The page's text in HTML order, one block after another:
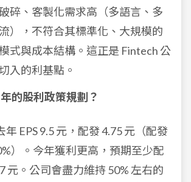
碎、客製化需求高（多語言、多
），不符合其標準化、大規模的
式與成本結構。這正是 Fintech 公
入的利基點。
的股利政策規劃？
年 EPS 9.5 元，配發 4.75 元（配發
）。今年獲利更高，預期至少配
元。公司會盡力維持 50% 左右的